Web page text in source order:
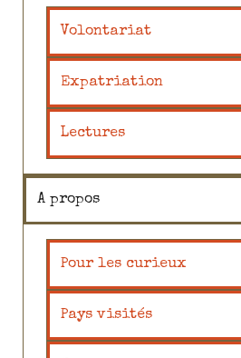
Volontariat
Expatriation
Lectures
A propos
Pour les curieux
Pays visités